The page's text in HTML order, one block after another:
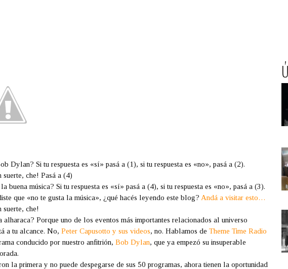
Dylan? Si tu respuesta es «sí» pasá a (1), si tu respuesta es «no», pasá a (2).
suerte, che! Pasá a (4)
buena música? Si tu respuesta es «sí» pasá a (4), si tu respuesta es «no», pasá a (3).
que «no te gusta la música», ¿qué hacés leyendo este blog? Andá a visitar esto…
suerte, che!
alharaca? Porque uno de los eventos más importantes relacionados al universo
a tu alcance. No, Peter Capusotto y sus videos, no. Hablamos de Theme Time Radio
conducido por nuestro anfitrión, Bob Dylan, que ya empezó su insuperable
la primera y no puede despegarse de sus 50 programas, ahora tienen la oportunidad